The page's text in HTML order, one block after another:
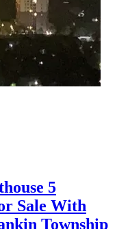
5
Sale With
Township